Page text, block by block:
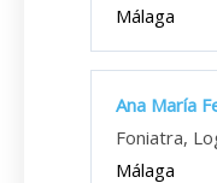
Málaga
Ana María
Foniatra,
Málaga